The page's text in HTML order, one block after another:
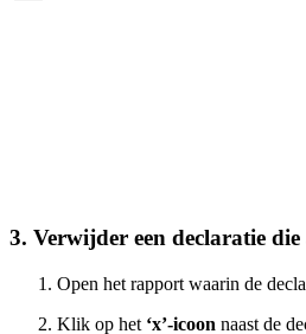
3. Verwijder een declaratie
Open het rapport waarin de
Klik op het ‘x’-icoon naast de